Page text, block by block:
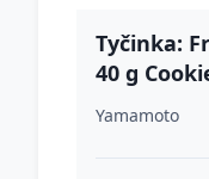
Tyčinka:
40 g
Yamamoto